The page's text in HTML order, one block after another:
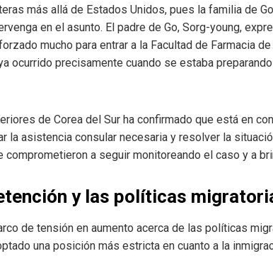
más allá de Estados Unidos, pues la familia de
en el asunto. El padre de Go, Sorg-young,
mucho para entrar a la Facultad de Farmacia
ocurrido precisamente cuando se estaba
de Corea del Sur ha confirmado que está en
la asistencia consular necesaria y resolver la
comprometieron a seguir monitoreando el caso y a
y las políticas
de tensión en aumento acerca de las políticas
una posición más estricta en cuanto a la